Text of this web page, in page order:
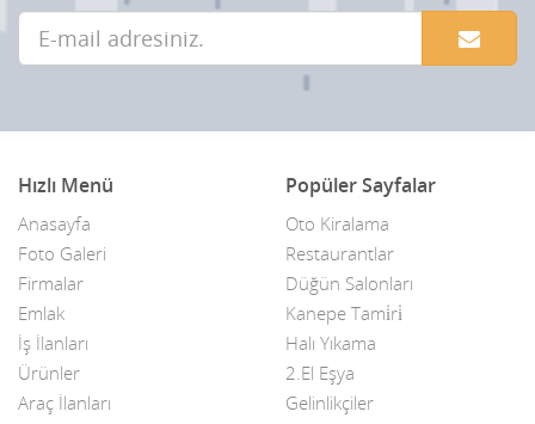
Hızlı Menü
Anasayfa
Foto Galeri
Firmalar
Emlak
İş İlanları
Ürünler
Araç İlanları
Popüler Sayfalar
Oto Kiralama
Restaurantlar
Düğün Salonları
Kanepe Tami̇ri̇
Halı Yıkama
2.El Eşya
Gelinlikçiler